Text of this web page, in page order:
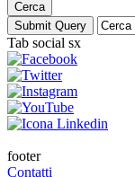
Cerca
Tab social sx
footer
Contatti